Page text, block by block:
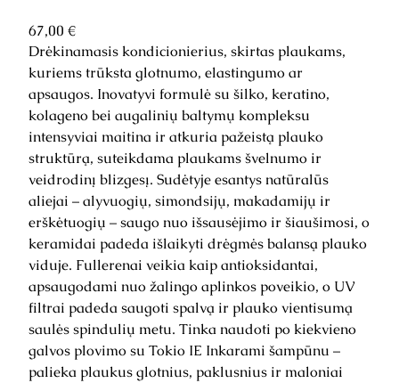
67,00 €
Drėkinamasis kondicionierius, skirtas plaukams,
kuriems trūksta glotnumo, elastingumo ar
apsaugos. Inovatyvi formulė su šilko, keratino,
kolageno bei augalinių baltymų kompleksu
intensyviai maitina ir atkuria pažeistą plauko
struktūrą, suteikdama plaukams švelnumo ir
veidrodinį blizgesį. Sudėtyje esantys natūralūs
aliejai – alyvuogių, simondsijų, makadamijų ir
erškėtuogių – saugo nuo išsausėjimo ir šiaušimosi, o
keramidai padeda išlaikyti drėgmės balansą plauko
viduje. Fullerenai veikia kaip antioksidantai,
apsaugodami nuo žalingo aplinkos poveikio, o UV
filtrai padeda saugoti spalvą ir plauko vientisumą
saulės spindulių metu. Tinka naudoti po kiekvieno
galvos plovimo su Tokio IE Inkarami šampūnu –
palieka plaukus glotnius, paklusnius ir maloniai